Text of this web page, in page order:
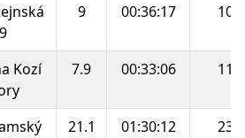
9
9 00:36:17 10.
Kozí
7.9 00:33:06 11.
21.1 01:30:12 23.